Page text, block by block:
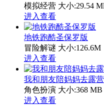
模拟经营 大小:29.54
进入查看
地铁跑酷圣保罗版
冒险解谜 大小:126.6M
进入查看
我和朋友陪妈妈去露
角色扮演 大小:368 MB
进入查看